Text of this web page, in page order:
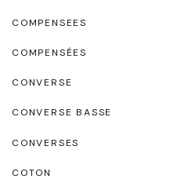
COMPENSEES
COMPENSÉES
CONVERSE
CONVERSE BASSE
CONVERSES
COTON